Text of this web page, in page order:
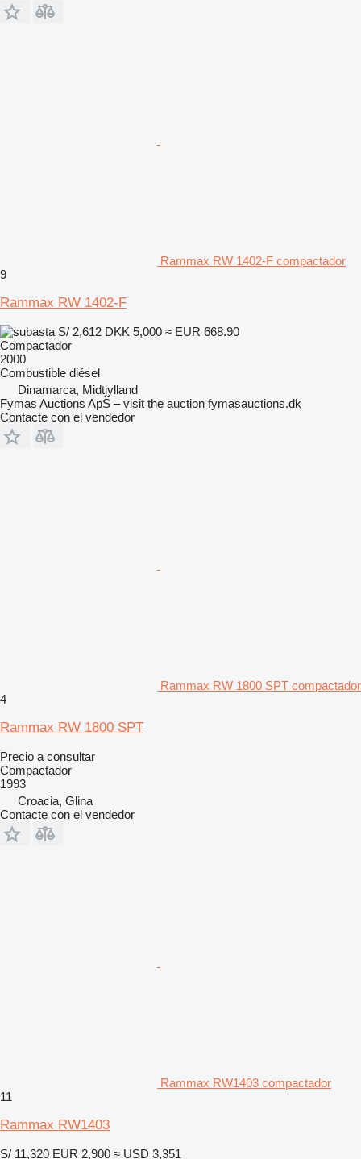
Rammax RW 1402-F compactador
9
Rammax RW 1402-F
S/ 2,612 DKK 5,000 ≈ EUR 668.90
Compactador
2000
Combustible diésel
Dinamarca, Midtjylland
Fymas Auctions ApS – visit the auction fymasauctions.dk
Contacte con el vendedor
Rammax RW 1800 SPT compactador
4
Rammax RW 1800 SPT
Precio a consultar
Compactador
1993
Croacia, Glina
Contacte con el vendedor
Rammax RW1403 compactador
11
Rammax RW1403
S/ 11,320 EUR 2,900 ≈ USD 3,351